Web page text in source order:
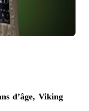
d’âge, Viking